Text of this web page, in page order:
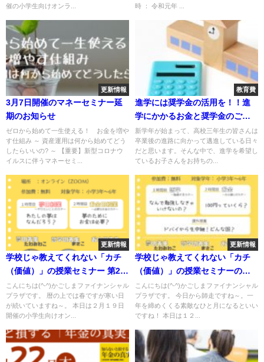
催の小学生向けオンラ...
時 ： 令和元年 ...
更新情報
3月7日開催のマネーセミナー延
期のお知らせ
ゼロから始めて一生使える！ お金を増や
す仕組み ～ 資産運用は何から始めてどう
したらいいの? ～ 【重要】新型コロナウ
イルスに伴うマネーセミ...
教育費
進学には奨学金の活用を！！進
学にかかるお金と奨学金のご紹
介！
新学年が始まって、高校三年生の皆さんは
卒業後の進路に向かって邁進している日々
だと思います。そんな中で、進学を希望し
ているお子さんをお持ちの...
更新情報
学校じゃ教えてくれない「カチ
（価値）」の授業セミナー 第2弾
のご案内
こんにちは(^-^)かごしまファイナンシャル
プラザです。 暦の上では春ですが寒い日
が続いていますね～。 本日は２月１９日
開催の小学生向けオン...
更新情報
学校じゃ教えてくれない「カチ
（価値）」の授業セミナーのご
案内
こんにちは(^-^)かごしまファイナンシャル
プラザです。 今日から師走ですね～。一
年を締めくくる素敵なひと月になるといい
ですね！ 本日は１２...